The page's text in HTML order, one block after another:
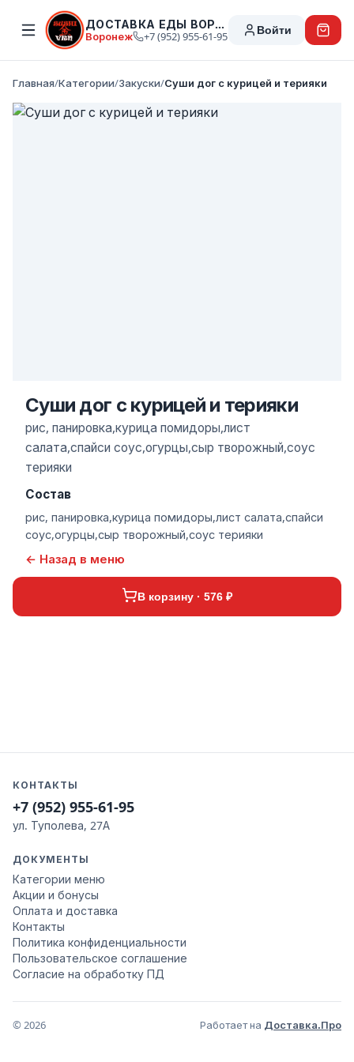
ДОСТАВКА ЕДЫ ВОРОНЕЖ
Воронеж +7 (952) 955-61-95 Войти
Главная/Категории/Закуски/Суши дог с курицей и терияки
Суши дог с курицей и терияки
рис, панировка,курица помидоры,лист
салата,спайси соус,огурцы,сыр творожный,соус
терияки
Состав
рис, панировка,курица помидоры,лист салата,спайси
соус,огурцы,сыр творожный,соус терияки
← Назад в меню
В корзину · 576 ₽
КОНТАКТЫ
+7 (952) 955-61-95
ул. Туполева, 27А
ДОКУМЕНТЫ
Категории меню
Акции и бонусы
Оплата и доставка
Контакты
Политика конфиденциальности
Пользовательское соглашение
Согласие на обработку ПД
© 2026 Работает на Доставка.Про